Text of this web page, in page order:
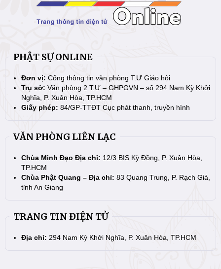
PHẬT SỰ ONLINE
Đơn vị: Cổng thông tin văn phòng T.Ư Giáo hội
Trụ sở: Văn phòng 2 T.Ư – GHPGVN – số 294 Nam Kỳ Khởi
Nghĩa, P. Xuân Hòa, TP.HCM
Giấy phép: 84/GP-TTĐT Cục phát thanh, truyền hình
VĂN PHÒNG LIÊN LẠC
Chùa Minh Đạo Địa chỉ: 12/3 BIS Kỳ Đồng, P. Xuân Hòa,
TP.HCM
Chùa Phật Quang – Địa chỉ: 83 Quang Trung, P. Rạch Giá,
tỉnh An Giang
TRANG TIN ĐIỆN TỬ
Địa chỉ: 294 Nam Kỳ Khởi Nghĩa, P. Xuân Hòa, TP.HCM